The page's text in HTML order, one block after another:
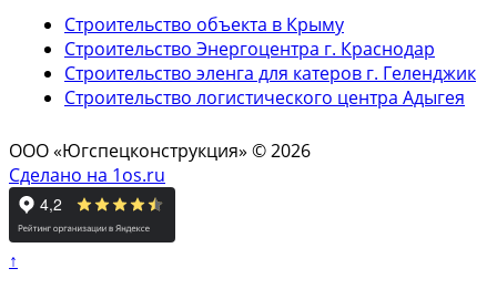
Строительство объекта в Крыму
Строительство Энергоцентра г. Краснодар
Строительство эленга для катеров г. Геленджик
Строительство логистического центра Адыгея
ООО «Югспецконструкция» © 2026
Сделано на 1os.ru
↑